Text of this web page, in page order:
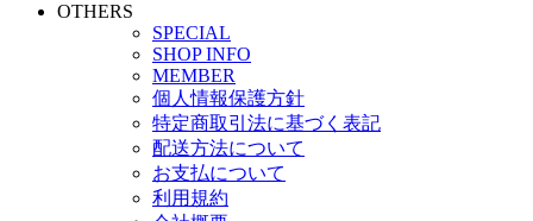
OTHERS
SPECIAL
SHOP INFO
MEMBER
個人情報保護方針
特定商取引法に基づく表記
配送方法について
お支払について
利用規約